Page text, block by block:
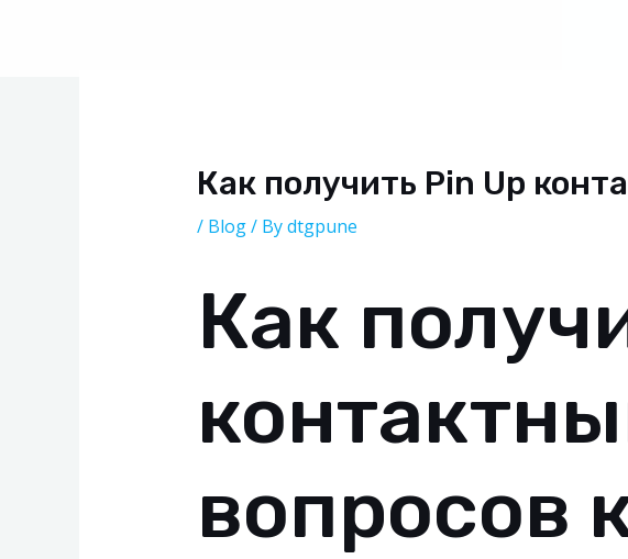
Как получить Pin Up
/ Blog/ Bydtgpune
Как
вопросов